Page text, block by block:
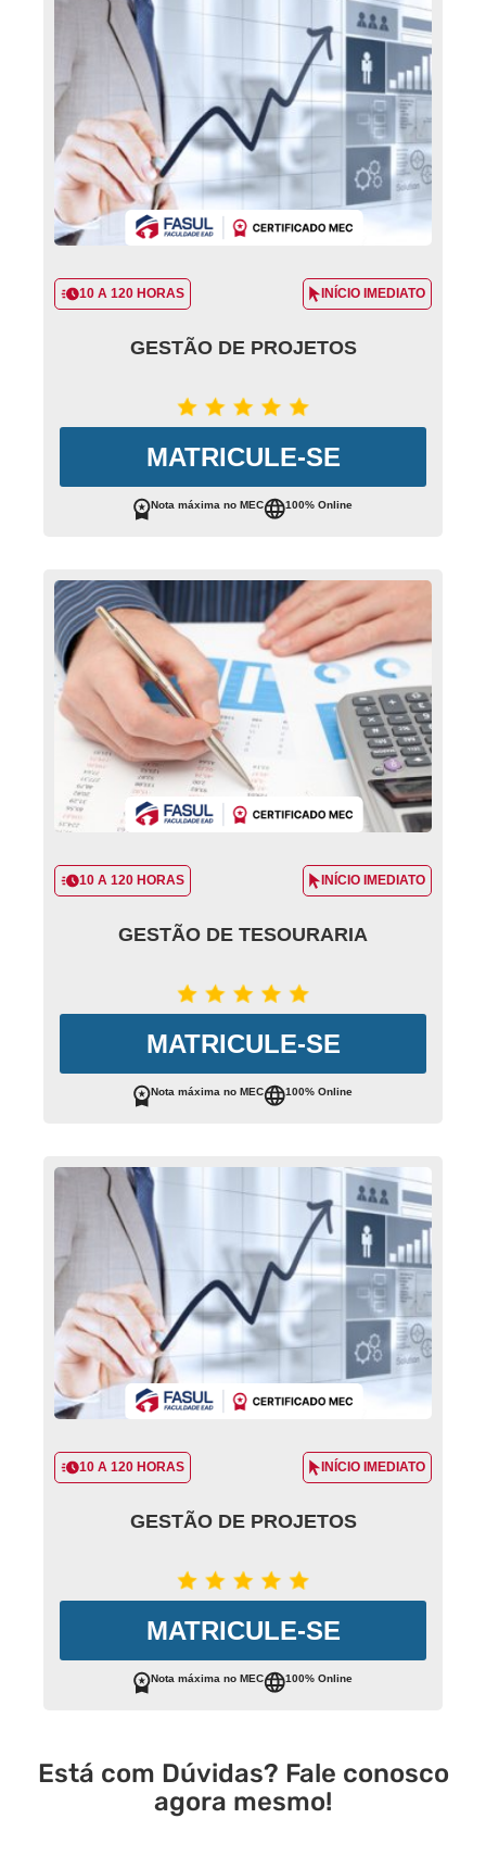
10 A 120 HORAS INÍCIO IMEDIATO
GESTÃO DE PROJETOS
MATRICULE-SE
Nota máxima no MEC 100% Online
10 A 120 HORAS INÍCIO IMEDIATO
GESTÃO DE TESOURARIA
MATRICULE-SE
Nota máxima no MEC 100% Online
10 A 120 HORAS INÍCIO IMEDIATO
GESTÃO DE PROJETOS
MATRICULE-SE
Nota máxima no MEC 100% Online
Está com Dúvidas? Fale conosco
agora mesmo!